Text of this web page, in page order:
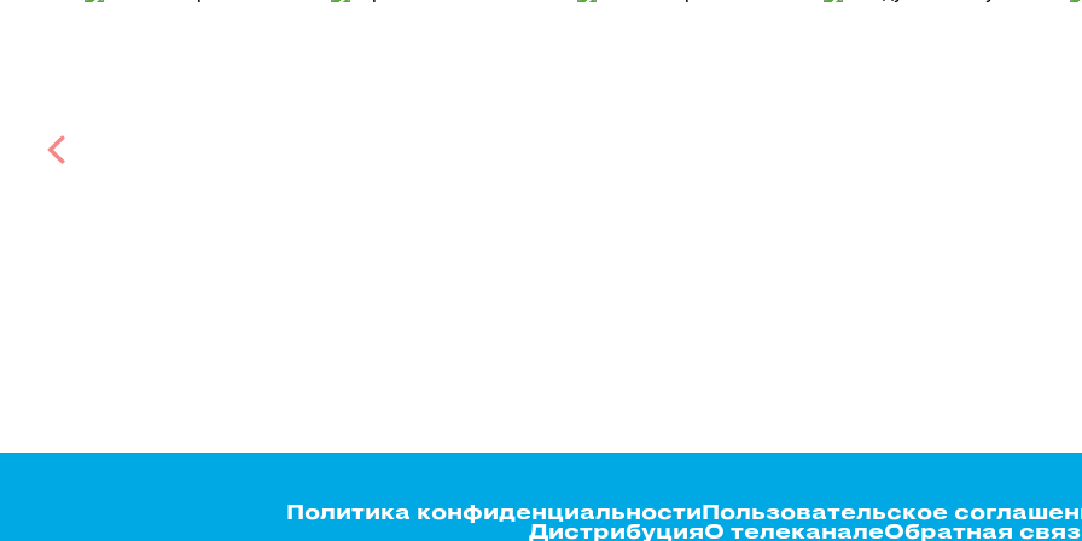
Политика конфиденциальностиПользовательское
ДистрибуцияО телеканалеОбратная